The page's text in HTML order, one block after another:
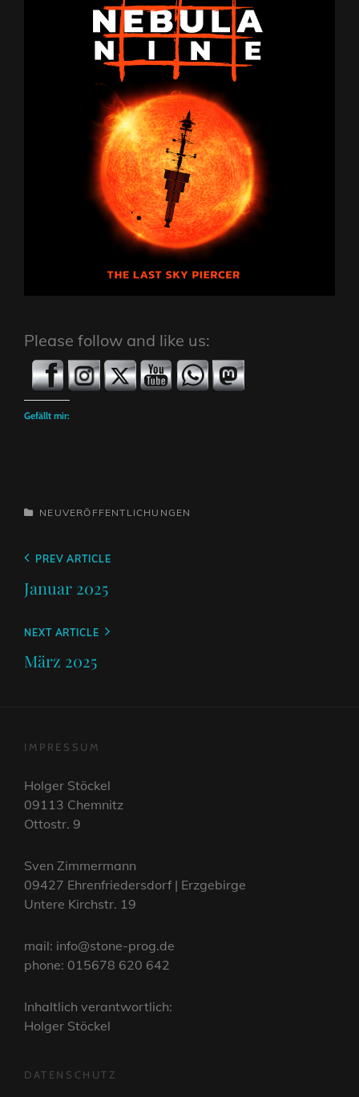
Please follow and like us:
Gefällt mir:
CATEGORIES
NEUVERÖFFENTLICHUNGEN
Beitragsnavigation
Previous
PREV ARTICLE
Januar 2025
Next
Post
NEXT ARTICLE
März 2025
IMPRESSUM
Holger Stöckel
09113 Chemnitz
Ottostr. 9
Sven Zimmermann
09427 Ehrenfriedersdorf | Erzgebirge
Untere Kirchstr. 19
mail: info@stone-prog.de
phone: 015678 620 642
Inhaltlich verantwortlich:
Holger Stöckel
DATENSCHUTZ